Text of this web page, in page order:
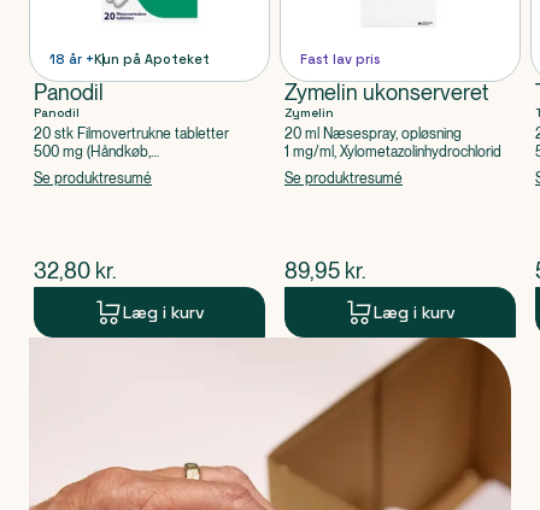
18 år +Kun på Apoteket
Panodil
Panodil
20 stk Filmovertrukne tabletter
500 mg (Håndkøb,
apoteksforbeholdt), Paracetamol
Se produktresumé
$nuværende pris
32,80 kr.
Læg i kurv
Fast lav pris
Zymelin ukonserveret
Zymelin
20 ml Næsespray, opløsning
1 mg/ml, Xylometazolinhydrochlorid
Se produktresumé
$nuværende pris
89,95 kr.
Læg i kurv